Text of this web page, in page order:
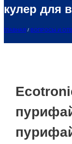
кулер для
ГЛАВНАЯ / ВОПРОСЫ И